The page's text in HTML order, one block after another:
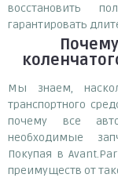
восстановить
гарантировать
Почему
Мы знаем,
транспортного
почему все
необходимые
Покупая в
преимуществ от